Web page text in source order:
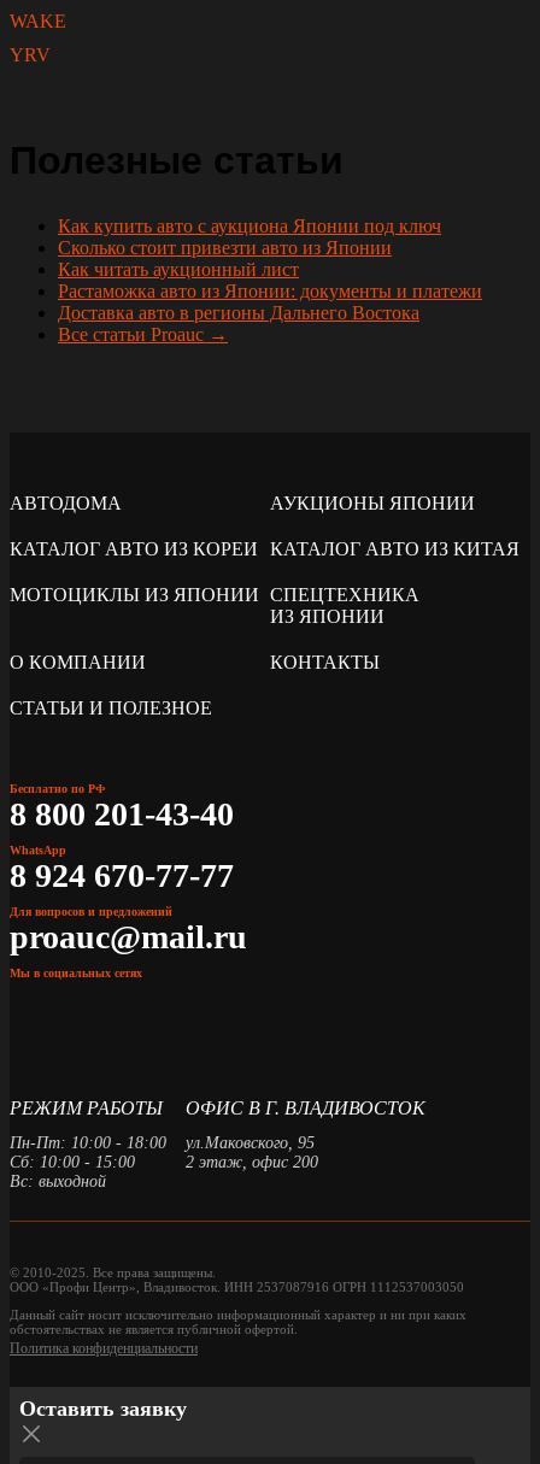
WAKE
YRV
Полезные статьи
Как купить авто с аукциона Японии под ключ
Сколько стоит привезти авто из Японии
Как читать аукционный лист
Растаможка авто из Японии: документы и платежи
Доставка авто в регионы Дальнего Востока
Все статьи Proauc →
АВТОДОМА АУКЦИОНЫ ЯПОНИИ
КАТАЛОГ АВТО ИЗ КОРЕИ КАТАЛОГ АВТО ИЗ КИТАЯ
МОТОЦИКЛЫ ИЗ ЯПОНИИ СПЕЦТЕХНИКА
ИЗ ЯПОНИИ
О КОМПАНИИ КОНТАКТЫ
СТАТЬИ И ПОЛЕЗНОЕ
Бесплатно по РФ
8 800 201-43-40
WhatsApp
8 924 670-77-77
Для вопросов и предложений
proauc@mail.ru
Мы в социальных сетях
РЕЖИМ РАБОТЫ
Пн-Пт: 10:00 - 18:00
Сб: 10:00 - 15:00
Вс: выходной
ОФИС В Г. ВЛАДИВОСТОК
ул.Маковского, 95
2 этаж, офис 200
© 2010-2025. Все права защищены.
ООО «Профи Центр», Владивосток. ИНН 2537087916 ОГРН 1112537003050
Данный сайт носит исключительно информационный характер и ни при каких
обстоятельствах не является публичной офертой.
Политика конфиденциальности
Оставить заявку